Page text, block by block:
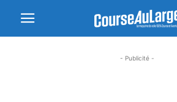
- Publicité -